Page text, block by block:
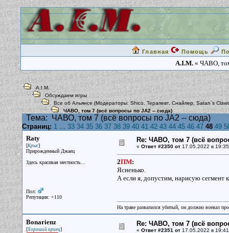
Главная Помощь
A.I.M. « ЧАВО,
A.I.M.
Обсуждаем игры
Все об Альянсе (Модераторы: Shico Терапевт, Снайпер,Satan`s
ЧАВО, том 7 (всё вопросы по JA2 -- сюда)
Тема: ЧАВО, том 7 (всё вопросы по JA2 -- сюда)
Страниц: 1... 33 34 35 36 37 38 39 40 41 42 43 44 45 46 47 48 49
Raty
[Крыс]
Прирожденный Джаец
Здесь красивая местность...
Пол:
Репутация: +110
Re: ЧАВО, том 7 (всё
« Ответ #2350 от17.05.2022 в
2ПМ:
Ясненько.
А если я, допустим, нарисую сегмент
На траве развалился убитый, он должно воевал
Bonarienz
[Хороший ариец]
Re: ЧАВО, том 7 (всё
« Ответ #2351 от17.05.2022 в